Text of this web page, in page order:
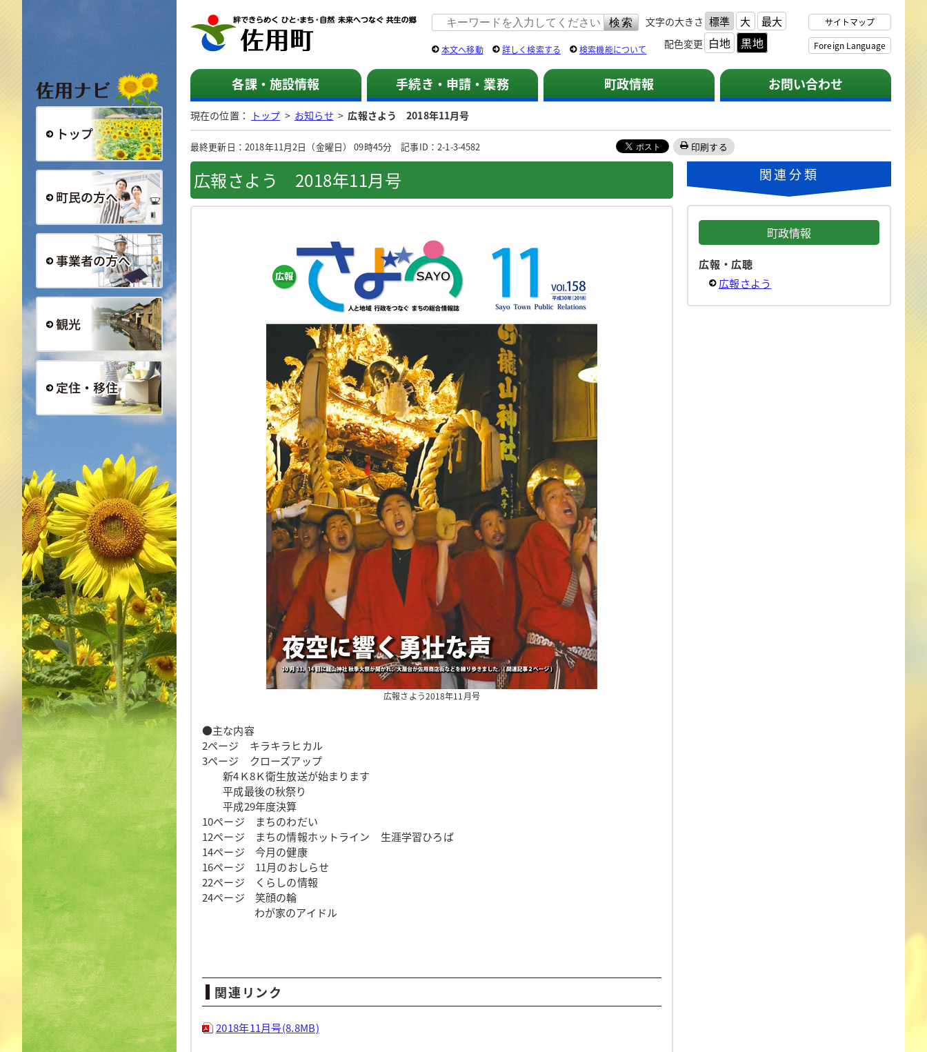
総合トップ
事業者の方へ
定住・移住
佐用町 公式ホームページ 文字の大きさ 標準 大 最大
配色変更 白地 黒地
サイトマップ
Foreign Language
本文へ移動 詳しく検索する 検索機能について
各課・施設情報 手続き・申請・業務 町政情報 お問い合わせ
現在の位置： トップ > お知らせ >広報さよう 2018年11月号
最終更新日：2018年11月2日（金曜日） 09時45分 記事ID：2-1-3-4582 印刷する
広報さよう 2018年11月号
広報さよう2018年11月号
●主な内容
2ページ キラキラヒカル
3ページ クローズアップ
新4Ｋ8Ｋ衛生放送が始まります
平成最後の秋祭り
平成29年度決算
10ページ まちのわだい
12ページ まちの情報ホットライン 生涯学習ひろば
14ページ 今月の健康
16ページ 11月のおしらせ
22ページ くらしの情報
24ページ 笑顔の輪
わが家のアイドル
関連リンク
2018年11月号(8.8MB)
関連分類
町政情報
広報・広聴
広報さよう